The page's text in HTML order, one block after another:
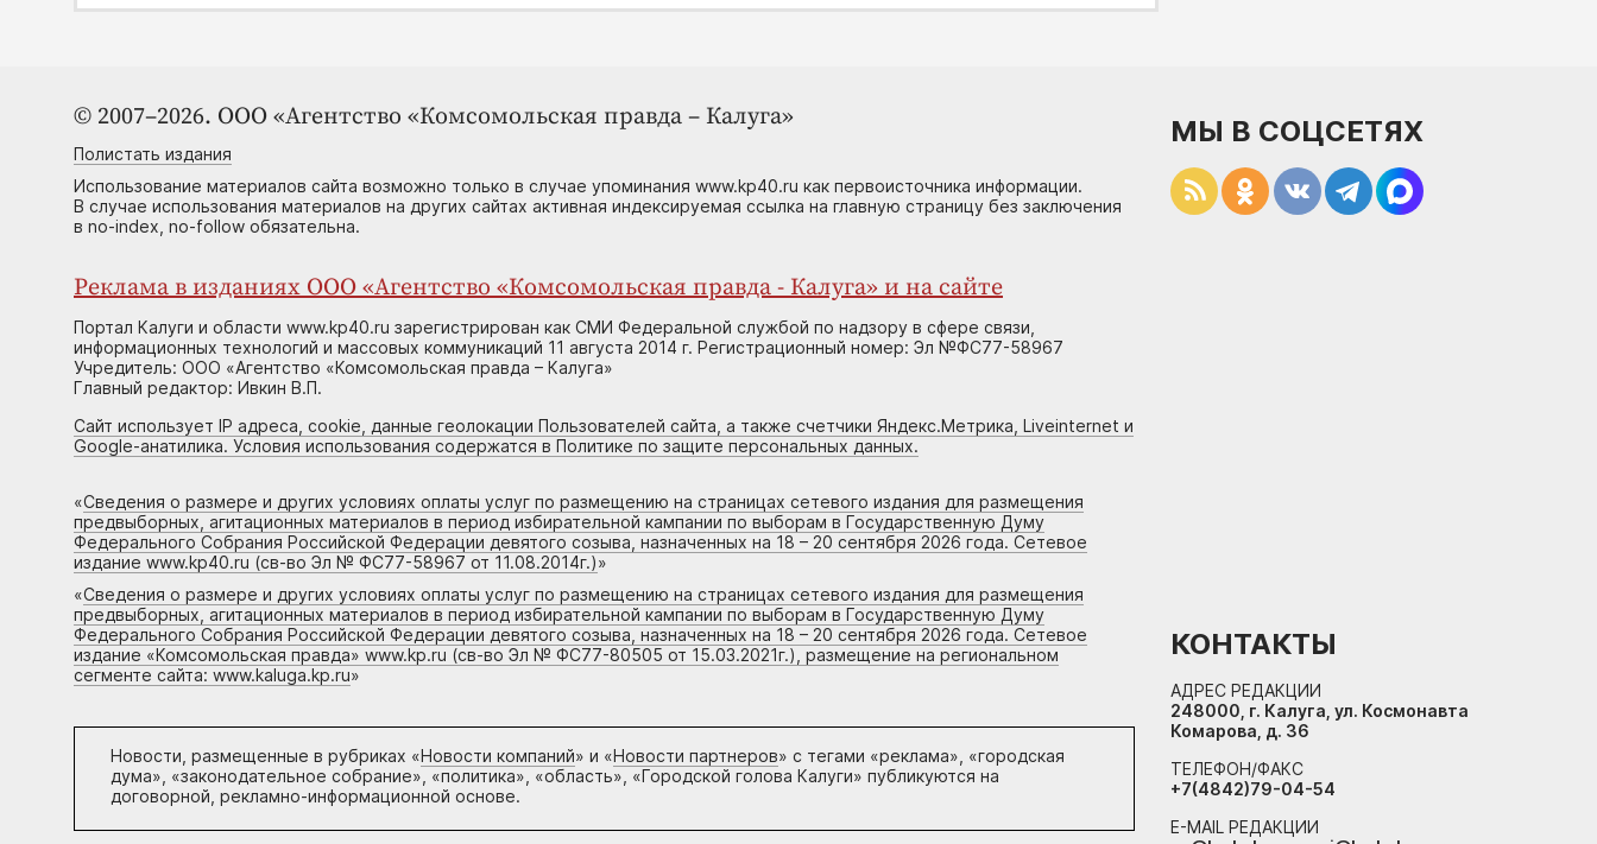
© 2007–2026. ООО «Агентство «Комсомольская правда – Калуга»
Полистать издания
Использование материалов сайта возможно только в случае упоминания www.kp40.ru как первоисточника информации.
В случае использования материалов на других сайтах активная индексируемая ссылка на главную страницу без заключения
в no-index, no-follow обязательна.
Реклама в изданиях ООО «Агентство «Комсомольская правда - Калуга» и на сайте
Портал Калуги и области www.kp40.ru зарегистрирован как СМИ Федеральной службой по надзору в сфере связи,
информационных технологий и массовых коммуникаций 11 августа 2014 г. Регистрационный номер: Эл №ФС77-58967
Учредитель: ООО «Агентство «Комсомольская правда – Калуга»
Главный редактор: Ивкин В.П.
Сайт использует IP адреса, cookie, данные геолокации Пользователей сайта, а также счетчики Яндекс.Метрика, Liveinternet и
Google-анатилика. Условия использования содержатся в Политике по защите персональных данных.
«Сведения о размере и других условиях оплаты услуг по размещению на страницах сетевого издания для размещения
предвыборных, агитационных материалов в период избирательной кампании по выборам в Государственную Думу
Федерального Собрания Российской Федерации девятого созыва, назначенных на 18 – 20 сентября 2026 года. Сетевое
издание www.kp40.ru (св-во Эл № ФС77-58967 от 11.08.2014г.)»
«Сведения о размере и других условиях оплаты услуг по размещению на страницах сетевого издания для размещения
предвыборных, агитационных материалов в период избирательной кампании по выборам в Государственную Думу
Федерального Собрания Российской Федерации девятого созыва, назначенных на 18 – 20 сентября 2026 года. Сетевое
издание «Комсомольская правда» www.kp.ru (св-во Эл № ФС77-80505 от 15.03.2021г.), размещение на региональном
сегменте сайта: www.kaluga.kp.ru»
Новости, размещенные в рубриках «Новости компаний» и «Новости партнеров» с тегами «реклама», «городская
дума», «законодательное собрание», «политика», «область», «Городской голова Калуги» публикуются на
договорной, рекламно-информационной основе.
МЫ В СОЦСЕТЯХ
КОНТАКТЫ
АДРЕС РЕДАКЦИИ
248000, г. Калуга, ул. Космонавта
Комарова, д. 36
ТЕЛЕФОН/ФАКС
+7(4842)79-04-54
E-MAIL РЕДАКЦИИ